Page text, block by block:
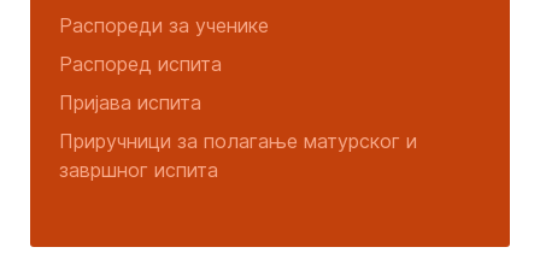
Распореди за ученике
Распоред испита
Пријава испита
Приручници за полагање матурског и
завршног испита